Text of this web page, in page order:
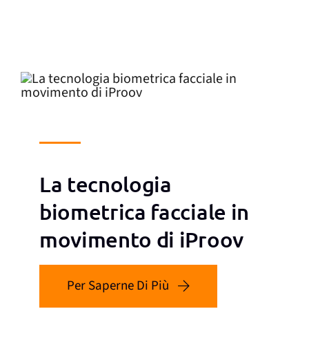
La tecnologia
biometrica facciale in
movimento di iProov
Per Saperne Di Più